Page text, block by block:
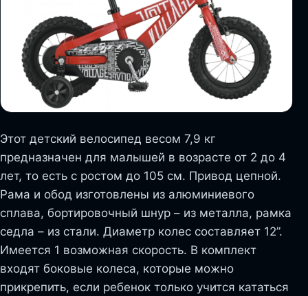
Этот детский велосипед весом 7,9 кг
предназначен для малышей в возрасте от 2 до 4
лет, то есть с ростом до 105 см. Привод цепной.
Рама и обод изготовлены из алюминиевого
сплава, бортировочный шнур – из металла, рамка
седла – из стали. Диаметр колес составляет 12”.
Имеется 1 возможная скорость. В комплект
входят боковые колеса, которые можно
прикрепить, если ребенок только учится кататься